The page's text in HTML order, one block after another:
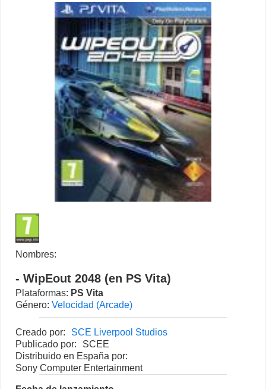
Nombres:
- WipEout 2048 (en PS Vita)
Plataformas: PS Vita
Género: Velocidad (Arcade)
Creado por:
SCE Liverpool Studios
Publicado por:
SCEE
Distribuido en España por:
Sony Computer Entertainment